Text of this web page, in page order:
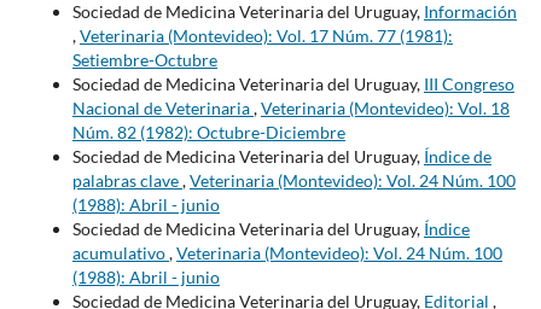
Sociedad de Medicina Veterinaria del Uruguay, Información
,Veterinaria (Montevideo): Vol. 17 Núm. 77 (1981):
Setiembre-Octubre
Sociedad de Medicina Veterinaria del Uruguay, III Congreso
Nacional de Veterinaria,Veterinaria (Montevideo): Vol. 18
Núm. 82 (1982): Octubre-Diciembre
Sociedad de Medicina Veterinaria del Uruguay, Índice de
palabras clave,Veterinaria (Montevideo): Vol. 24 Núm. 100
(1988): Abril - junio
Sociedad de Medicina Veterinaria del Uruguay, Índice
acumulativo,Veterinaria (Montevideo): Vol. 24 Núm. 100
(1988): Abril - junio
Sociedad de Medicina Veterinaria del Uruguay, Editorial ,